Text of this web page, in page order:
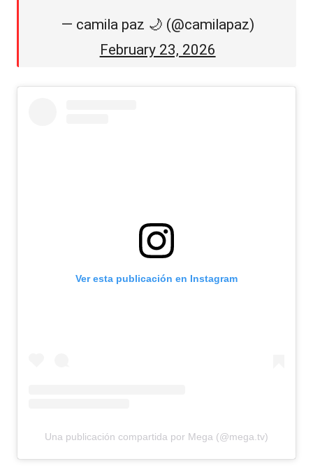
— camila paz 🌙 (@camilapaz)
February 23, 2026
Ver esta publicación en Instagram
Una publicación compartida por Mega (@mega.tv)